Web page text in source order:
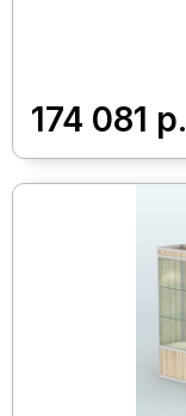
174 081 р.